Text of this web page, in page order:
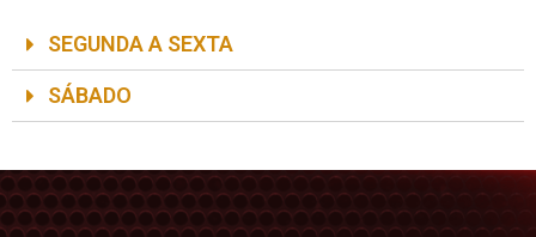
SEGUNDA A SEXTA
SÁBADO